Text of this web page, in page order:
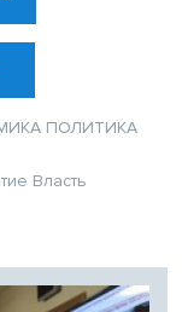
ПОЛИТИКА
Власть